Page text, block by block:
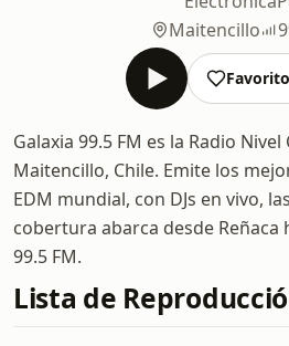
Maitencillo
Galaxia 99.5 FM es la Radio
Maitencillo, Chile. Emite los
EDM mundial, con DJs en vivo,
cobertura abarca desde Reñaca
99.5 FM.
Lista de